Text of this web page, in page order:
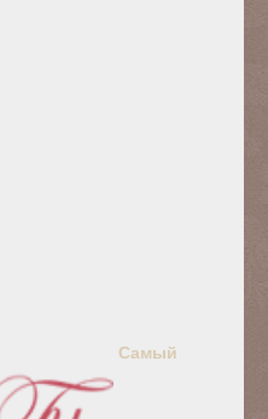
Самый